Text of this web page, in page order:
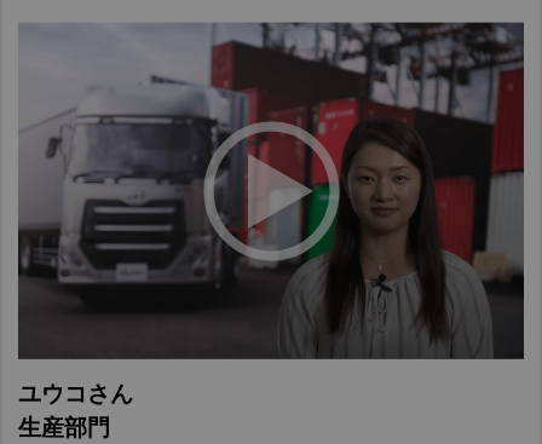
ユウコさん
生産部門